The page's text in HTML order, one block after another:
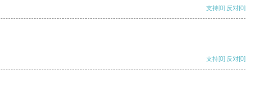
支持[0] 反对[0]
支持[0] 反对[0]